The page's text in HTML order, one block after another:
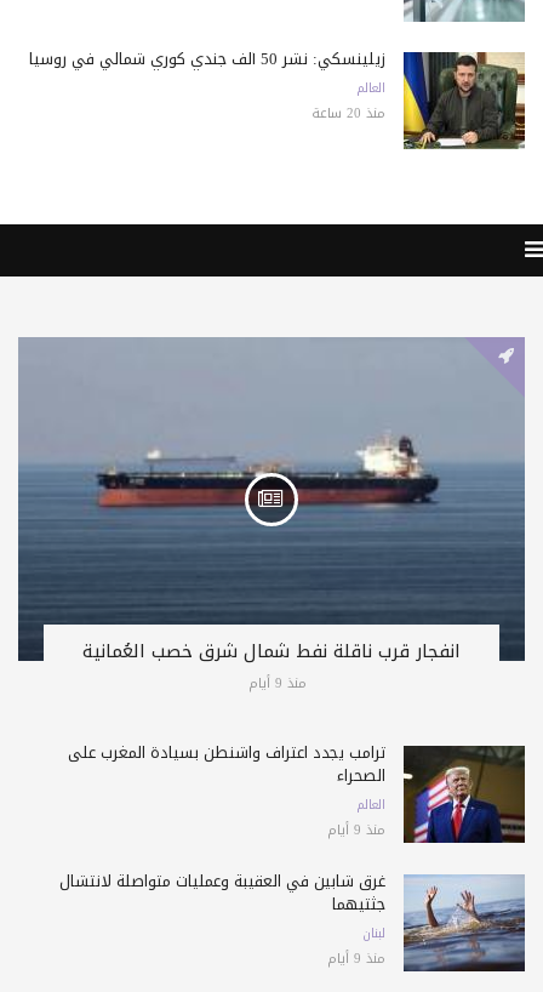
زيلينسكي: نشر 50 ألف جندي كوري شمالي في روسيا
العالم
منذ 20 ساعة
انفجار قرب ناقلة نفط شمال شرق خصب العُمانية
منذ 9 أيام
ترامب يجدد اعتراف واشنطن بسيادة المغرب على
الصحراء
العالم
منذ 9 أيام
غرق شابين في العقيبة وعمليات متواصلة لانتشال
جثتيهما
لبنان
منذ 9 أيام